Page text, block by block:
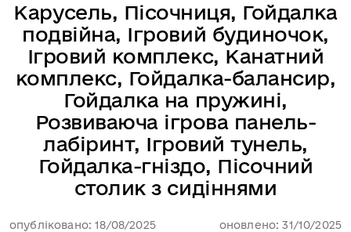
Карусель, Пісочниця, Гойдалка
подвійна, Ігровий будиночок,
Ігровий комплекс, Канатний
комплекс, Гойдалка-балансир,
Гойдалка на пружині,
Розвиваюча ігрова панель-
лабіринт, Ігровий тунель,
Гойдалка-гніздо, Пісочний
столик з сидіннями
опубліковано: 18/08/2025 оновлено: 31/10/2025